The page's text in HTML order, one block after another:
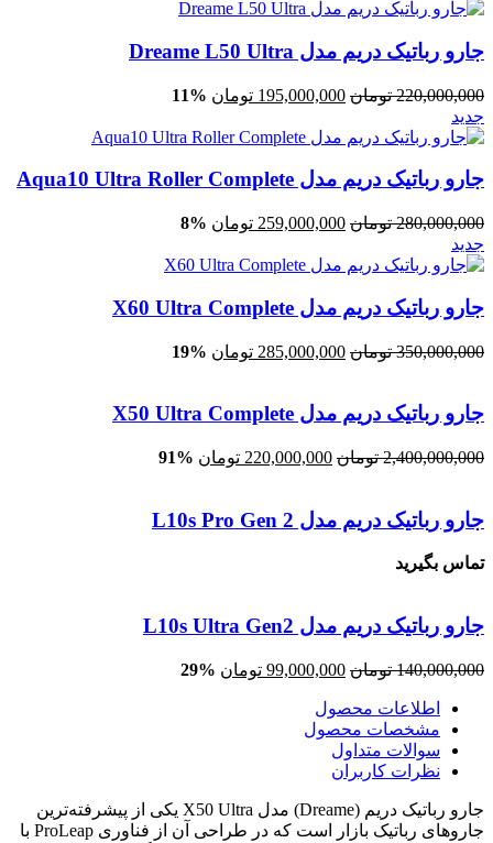
جارو رباتیک دریم مدل Dreame L50 Ultra
220,000,000 تومان 195,000,000 تومان
جدید
جارو رباتیک دریم مدل Aqua10 Ultra Roller Complete
280,000,000 تومان 259,000,000 تومان
جدید
جارو رباتیک دریم مدل X60 Ultra Complete
350,000,000 تومان 285,000,000 تومان
جارو رباتیک دریم مدل X50 Ultra Complete
2,400,000,000 تومان 220,000,000 تومان
جارو رباتیک دریم مدل L10s Pro Gen 2
تماس بگیرید
جارو رباتیک دریم مدل L10s Ultra Gen2
140,000,000 تومان 99,000,000 تومان
اطلاعات محصول
مشخصات محصول
سوالات متداول
نظرات کاربران
جارو رباتیک دریم (Dreame) مدل X50 Ultra یکی از پیشرفته‌ترین
جاروهای رباتیک بازار است که در طراحی آن از فناوری ProLeap با